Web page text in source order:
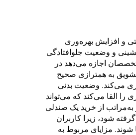
و افزایش بهره‌وری
و وضعیت جلوافتادگی
اجازه می‌دهد در
به همترازی صحیح
می‌کند. وضعیت بدنی
القا می‌کند که می‌تواند
از خرید یک صندلی
شود، زیرا کاربران
شوند. مزایای مربوط به